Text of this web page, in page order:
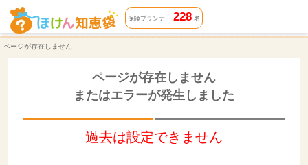
ページが存在しません | ほけん知恵袋
保険プランナー 228名
ページが存在しません
ページが存在しません
またはエラーが発生しました
過去は設定できません